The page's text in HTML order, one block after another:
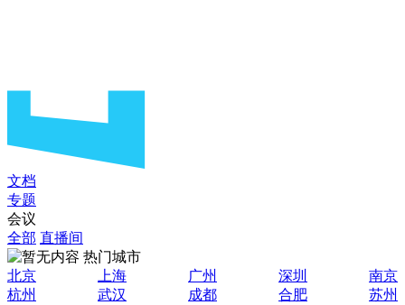
文档
专题
会议
全部 直播间
热门城市
北京
上海 广州 深圳
南京
杭州
武汉 成都 合肥
苏州